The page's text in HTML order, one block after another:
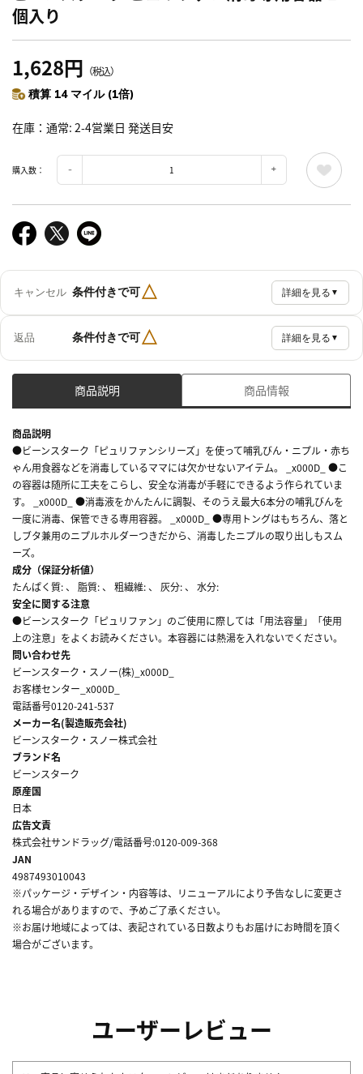
個入り
1,628円 （税込）
積算 14 マイル (1倍)
在庫 通常: 2-4営業日 発送目安
購入数：
キャンセル 条件付きで可△ 詳細を見る ▼
返品 条件付きで可△ 詳細を見る ▼
商品説明 商品情報
商品説明
●ビーンスターク「ピュリファンシリーズ」を使って哺乳びん・ニプル・赤ち
ゃん用食器などを消毒しているママには欠かせないアイテム。 _x000D_ ●こ
の容器は随所に工夫をこらし、安全な消毒が手軽にできるよう作られていま
す。 _x000D_ ●消毒液をかんたんに調製、そのうえ最大6本分の哺乳びんを
一度に消毒、保管できる専用容器。 _x000D_ ●専用トングはもちろん、落と
しブタ兼用のニプルホルダーつきだから、消毒したニプルの取り出しもスム
ーズ。
成分（保証分析値）
たんぱく質: 、 脂質: 、 粗繊維: 、 灰分: 、 水分:
安全に関する注意
●ビーンスターク「ピュリファン」のご使用に際しては「用法容量」「使用
上の注意」をよくお読みください。本容器には熱湯を入れないでください。
問い合わせ先
ビーンスターク・スノー(株)_x000D_
お客様センター_x000D_
電話番号0120-241-537
メーカー名(製造販売会社)
ビーンスターク・スノー株式会社
ブランド名
ビーンスターク
原産国
日本
広告文責
株式会社サンドラッグ/電話番号:0120-009-368
JAN
4987493010043
※パッケージ・デザイン・内容等は、リニューアルにより予告なしに変更さ
れる場合がありますので、予めご了承ください。
※お届け地域によっては、表記されている日数よりもお届けにお時間を頂く
場合がございます。
ユーザーレビュー